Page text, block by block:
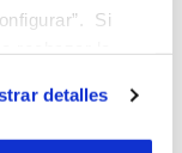
Si
funcione y que
consultar
detalles